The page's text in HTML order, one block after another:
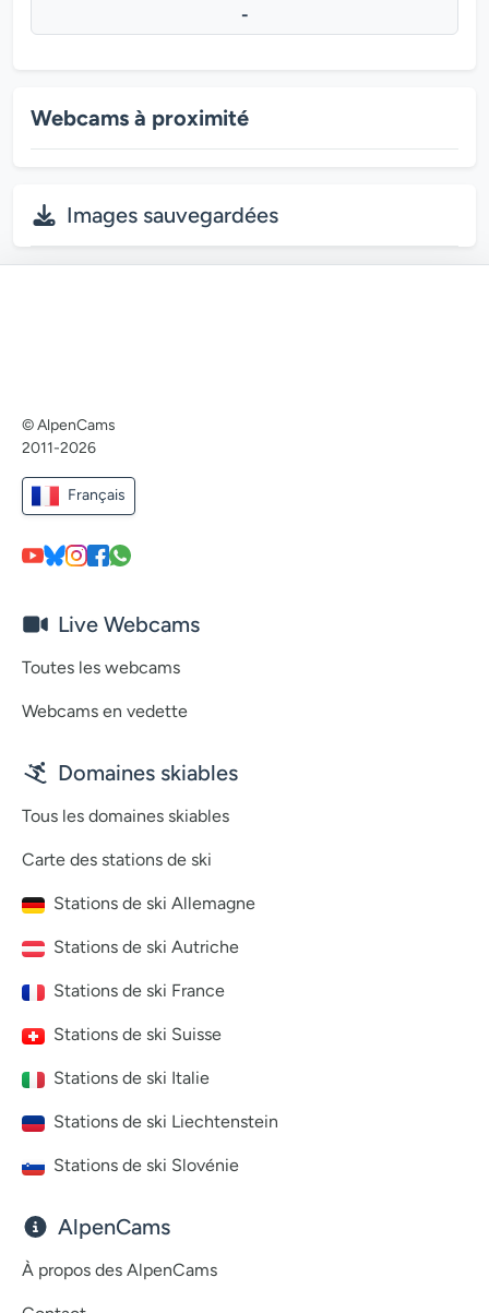
-
Webcams à proximité
Images sauvegardées
© AlpenCams
2011-2026
Français
Live Webcams
Toutes les webcams
Webcams en vedette
Domaines skiables
Tous les domaines skiables
Carte des stations de ski
Stations de ski Allemagne
Stations de ski Autriche
Stations de ski France
Stations de ski Suisse
Stations de ski Italie
Stations de ski Liechtenstein
Stations de ski Slovénie
AlpenCams
À propos des AlpenCams